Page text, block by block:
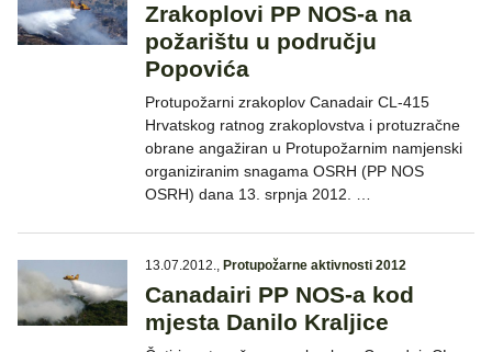
Zrakoplovi PP NOS-a na
požarištu u području
Popovića
Protupožarni zrakoplov Canadair CL-415
Hrvatskog ratnog zrakoplovstva i protuzračne
obrane angažiran u Protupožarnim namjenski
organiziranim snagama OSRH (PP NOS
OSRH) dana 13. srpnja 2012. …
13.07.2012., Protupožarne aktivnosti 2012
Canadairi PP NOS-a kod
mjesta Danilo Kraljice